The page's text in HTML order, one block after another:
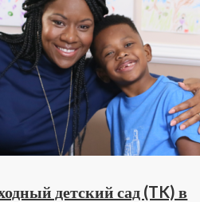
детский сад (TK) в